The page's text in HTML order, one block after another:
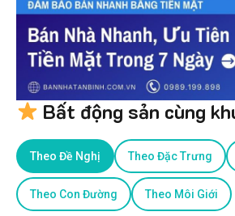
Bất động sản cùng
Theo Đề Nghị Theo Đặc Trưng
Theo Con Đường Theo Môi Giới